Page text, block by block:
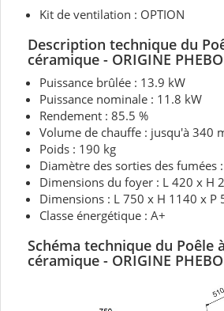
Kit de ventilation : OPTION
Description technique du
céramique - ORIGINE
Puissance brûlée : 13.9 kW
Puissance nominale : 11.8 kW
Rendement : 85.5 %
Volume de chauffe : jusqu'à 340
Poids : 190 kg
Diamètre des sorties des fumées
Dimensions du foyer : L 420 x H
Dimensions : L 750 x H 1140 x P
Classe énergétique : A+
Schéma technique du Poêle
céramique - ORIGINE